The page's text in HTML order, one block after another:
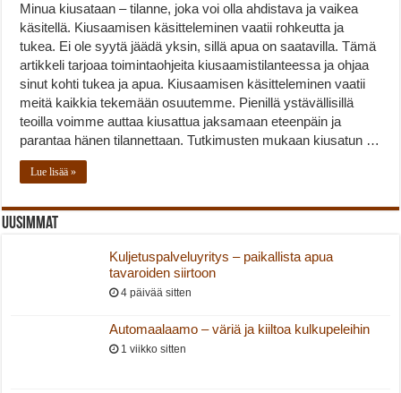
Minua kiusataan – tilanne, joka voi olla ahdistava ja vaikea
käsitellä. Kiusaamisen käsitteleminen vaatii rohkeutta ja
tukea. Ei ole syytä jäädä yksin, sillä apua on saatavilla. Tämä
artikkeli tarjoaa toimintaohjeita kiusaamistilanteessa ja ohjaa
sinut kohti tukea ja apua. Kiusaamisen käsitteleminen vaatii
meitä kaikkia tekemään osuutemme. Pienillä ystävällisillä
teoilla voimme auttaa kiusattua jaksamaan eteenpäin ja
parantaa hänen tilannettaan. Tutkimusten mukaan kiusatun …
Lue lisää »
Uusimmat
Kuljetuspalveluyritys – paikallista apua
tavaroiden siirtoon
4 päivää sitten
Automaalaamo – väriä ja kiiltoa kulkupeleihin
1 viikko sitten